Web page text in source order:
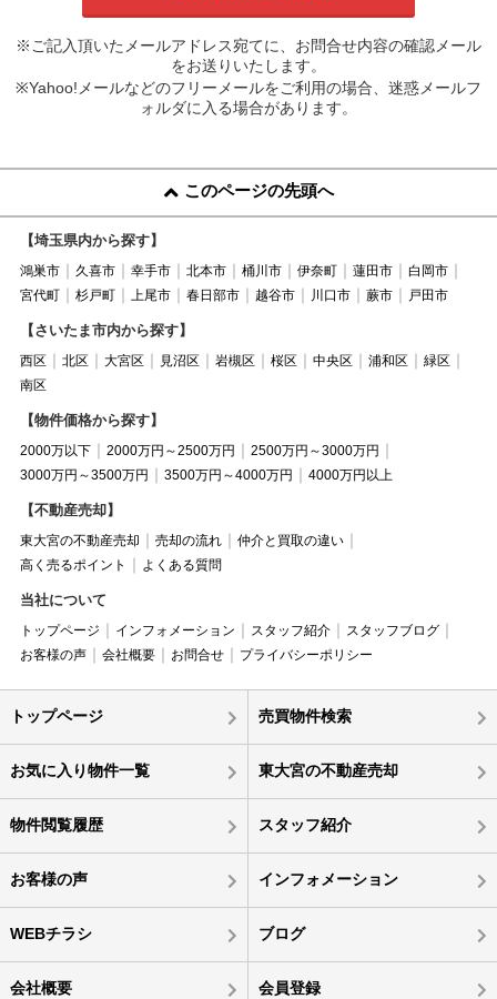
※ご記入頂いたメールアドレス宛てに、お問合せ内容の確認メール
をお送りいたします。
※Yahoo!メールなどのフリーメールをご利用の場合、迷惑メールフ
ォルダに入る場合があります。
このページの先頭へ
【埼玉県内から探す】
鴻巣市 久喜市 幸手市 北本市 桶川市 伊奈町 蓮田市
白岡市
宮代町
杉戸町 上尾市 春日部市 越谷市 川口市 蕨市 戸田市
【さいたま市内から探す】
西区 北区 大宮区 見沼区 岩槻区 桜区 中央区 浦和区
緑区
南区
【物件価格から探す】
2000万以下 2000万円～2500万円
2500万円～3000万円
3000万円～3500万円
3500万円～4000万円 4000万円以上
【不動産売却】
東大宮の不動産売却 売却の流れ
仲介と買取の違い
高く売るポイント
よくある質問
当社について
トップページ インフォメーション スタッフ紹介
スタッフブログ
お客様の声
会社概要 お問合せ プライバシーポリシー
トップページ 売買物件検索
お気に入り物件一覧 東大宮の不動産売却
物件閲覧履歴 スタッフ紹介
お客様の声 インフォメーション
WEBチラシ ブログ
会社概要 会員登録